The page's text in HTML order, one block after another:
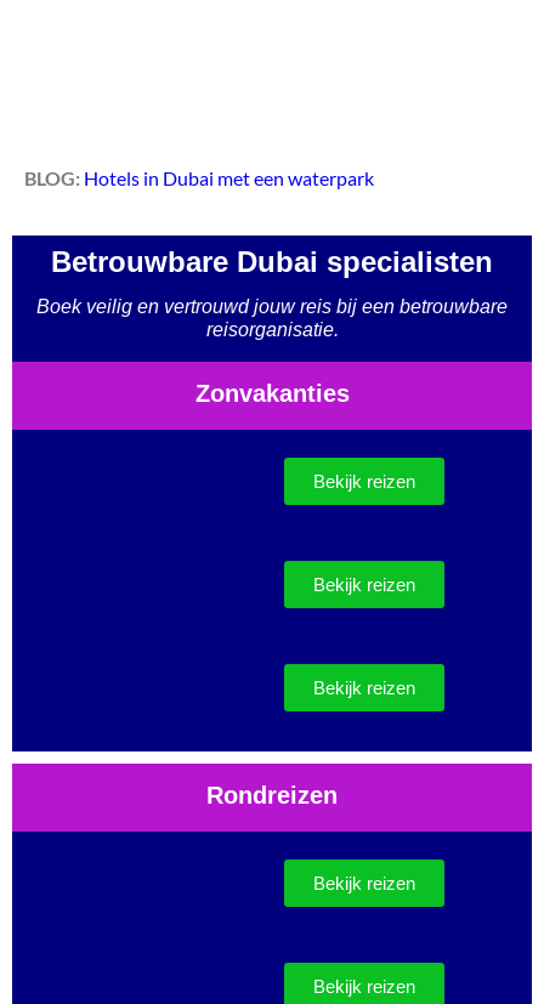
BLOG: Hotels in Dubai met een waterpark
Betrouwbare Dubai specialisten
Boek veilig en vertrouwd jouw reis bij een betrouwbare
reisorganisatie.
Zonvakanties
Bekijk reizen
Bekijk reizen
Bekijk reizen
Rondreizen
Bekijk reizen
Bekijk reizen